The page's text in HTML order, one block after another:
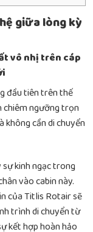
giữa lòng kỳ
vô nhị trên cáp
đầu tiên trên thế
chiêm ngưỡng trọn
không cần di chuyển
kinh ngạc trong
vào cabin này.
của Titlis Rotair sẽ
trình di chuyển từ
kết hợp hoàn hảo